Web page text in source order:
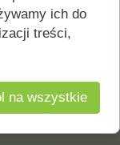
ich do
treści,
na wszystkie